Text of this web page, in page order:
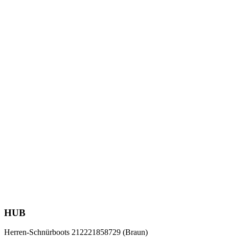
HUB
Herren-Schnürboots 212221858729 (Braun)